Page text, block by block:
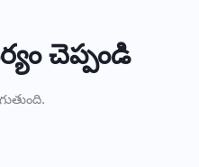
చెప్పండి